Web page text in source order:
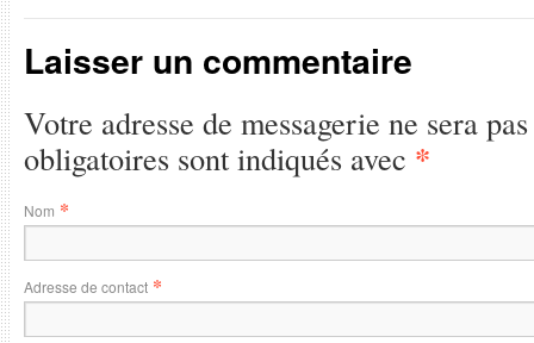
Laisser un commentaire
Votre adresse de messagerie ne sera
obligatoires sont indiqués avec *
Nom *
Adresse de contact *